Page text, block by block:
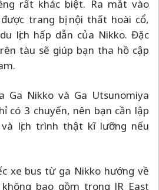
rất khác biệt. Ra mắt vào
trang bị nội thất hoài cổ,
lịch hấp dẫn của Nikko. Đặc
tàu sẽ giúp bạn tha hồ cập
Ga Nikko và Ga Utsunomiya
có 3 chuyến, nên bạn cần lập
lịch trình thật kĩ lưỡng nếu
xe bus từ ga Nikko hướng về
bao gồm trong JR East